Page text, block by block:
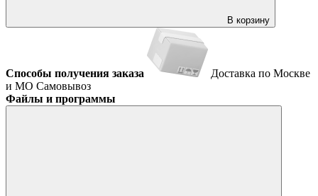
В корзину
Способы получения заказа
Доставка по Москве
и МО Самовывоз
Файлы и программы